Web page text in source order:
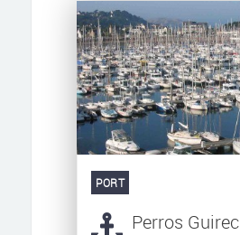
PORT
Perros Guirec